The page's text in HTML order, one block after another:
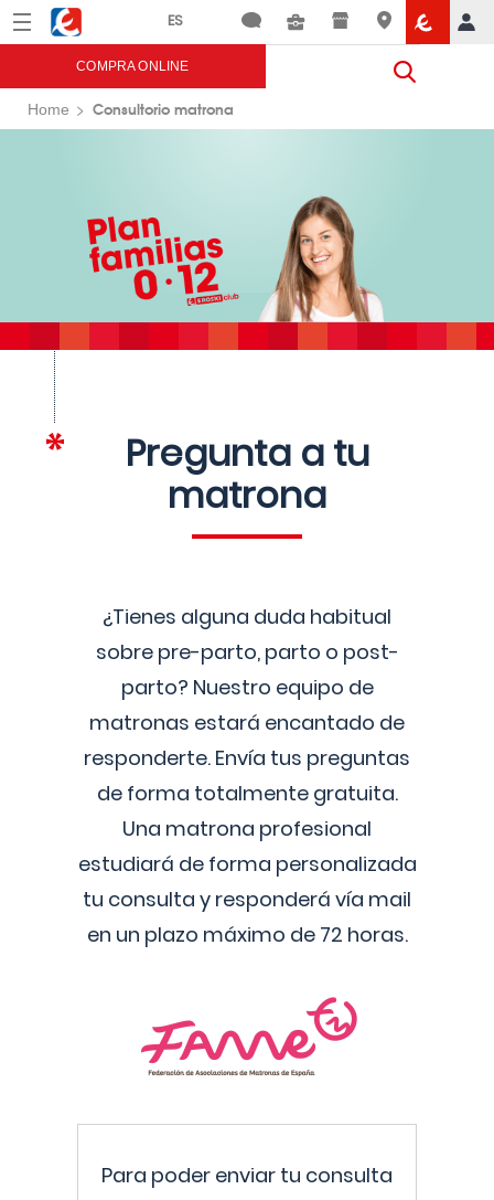
Menú Eroski
COMPRA ONLINE
Home Consultorio matrona
Pregunta a tu
matrona
¿Tienes alguna duda habitual
sobre pre-parto, parto o post-
parto? Nuestro equipo de
matronas estará encantado de
responderte. Envía tus preguntas
de forma totalmente gratuita.
Una matrona profesional
estudiará de forma personalizada
tu consulta y responderá vía mail
en un plazo máximo de 72 horas.
Para poder enviar tu consulta